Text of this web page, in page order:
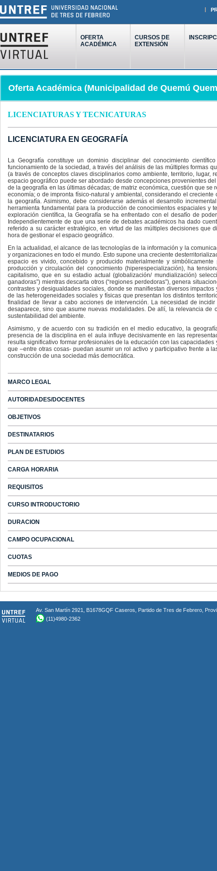
OFERTA
ACADÉMICA
CURSOS DE
EXTENSIÓN
Oferta Académica (Municipalidad de Quemú
LICENCIATURAS Y TECNICATURAS
LICENCIATURA EN GEOGRAFÍA
La Geografía constituye un dominio disciplinar del conocimiento
funcionamiento de la sociedad, a través del análisis de las múltiples formas
(a través de conceptos claves disciplinarios como ambiente, territorio,
espacio geográfico puede ser abordado desde concepciones provenientes
de la geografía en las últimas décadas; de matriz económica, cuestión que
economía; o de impronta físico-natural y ambiental, considerando el
la geografía. Asimismo, debe considerarse además el desarrollo
herramienta fundamental para la producción de conocimientos espaciales
exploración científica, la Geografía se ha enfrentado con el desafío de
Independientemente de que una serie de debates académicos ha dado
referido a su carácter estratégico, en virtud de las múltiples decisiones que
hora de gestionar el espacio geográfico.
En la actualidad, el alcance de las tecnologías de la información y la
y organizaciones en todo el mundo. Esto supone una creciente
espacio es vivido, concebido y producido materialmente y
producción y circulación del conocimiento (hiperespecialización), ha
capitalismo, que en su estadio actual (globalización/ mundialización)
ganadoras”) mientras descarta otros (“regiones perdedoras”), genera
contrastes y desigualdades sociales, donde se manifiestan diversos
de las heterogeneidades sociales y físicas que presentan los distintos
finalidad de llevar a cabo acciones de intervención. La necesidad de
desaparece, sino que asume nuevas modalidades. De allí, la relevancia
sustentabilidad del ambiente.
Asimismo, y de acuerdo con su tradición en el medio educativo, la
presencia de la disciplina en el aula influye decisivamente en las
resulta significativo formar profesionales de la educación con las
que –entre otras cosas- puedan asumir un rol activo y participativo frente a
construcción de una sociedad más democrática.
MARCO LEGAL
AUTORIDADES/DOCENTES
OBJETIVOS
DESTINATARIOS
PLAN DE ESTUDIOS
CARGA HORARIA
REQUISITOS
CURSO INTRODUCTORIO
DURACION
CAMPO OCUPACIONAL
CUOTAS
MEDIOS DE PAGO
Av. San Martín 2921, B1678GQF Caseros, Partido de Tres de Febrero,
(11)4980-2362